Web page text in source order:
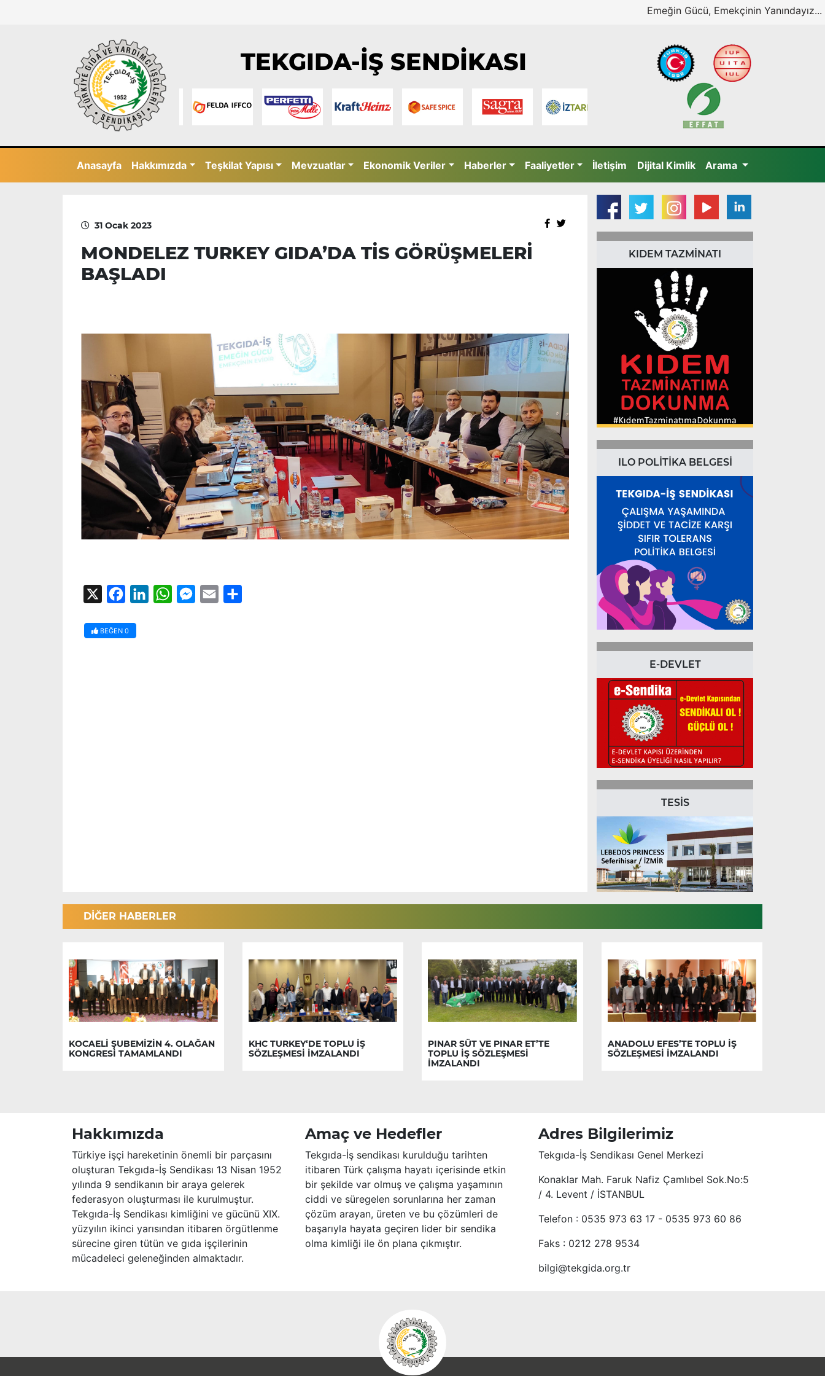
Emeğin Gücü, Emekçinin Yanındayız...
TEKGIDA-İŞ SENDİKASI
Anasayfa Hakkımızda Teşkilat Yapısı Mevzuatlar Ekonomik Veriler Haberler Faaliyetler İletişim Dijital Kimlik Arama
31 Ocak 2023
MONDELEZ TURKEY GIDA’DA TİS GÖRÜŞMELERİ
BAŞLADI
FacebookLinkedInWhatsAppMessenger
Email
BEĞEN 0
KIDEM TAZMİNATI
ILO POLİTİKA BELGESİ
E-DEVLET
TESİS
DİĞER HABERLER
KOCAELİ ŞUBEMİZİN 4. OLAĞAN
KONGRESİ TAMAMLANDI
KHC TURKEY‘DE TOPLU İŞ
SÖZLEŞMESİ İMZALANDI
PINAR SÜT VE PINAR ET’TE
TOPLU İŞ SÖZLEŞMESİ
İMZALANDI
ANADOLU EFES’TE TOPLU İŞ
SÖZLEŞMESİ İMZALANDI
Hakkımızda
Türkiye işçi hareketinin önemli bir parçasını
oluşturan Tekgıda-İş Sendikası 13 Nisan 1952
yılında 9 sendikanın bir araya gelerek
federasyon oluşturması ile kurulmuştur.
Tekgıda-İş Sendikası kimliğini ve gücünü XIX.
yüzyılın ikinci yarısından itibaren örgütlenme
sürecine giren tütün ve gıda işçilerinin
mücadeleci geleneğinden almaktadır.
Amaç ve Hedefler
Tekgıda-İş sendikası kurulduğu tarihten
itibaren Türk çalışma hayatı içerisinde etkin
bir şekilde var olmuş ve çalışma yaşamının
ciddi ve süregelen sorunlarına her zaman
çözüm arayan, üreten ve bu çözümleri de
başarıyla hayata geçiren lider bir sendika
olma kimliği ile ön plana çıkmıştır.
Adres Bilgilerimiz
Tekgıda-İş Sendikası Genel Merkezi
Konaklar Mah. Faruk Nafiz Çamlıbel Sok.No:5
/ 4. Levent / İSTANBUL
Telefon : 0535 973 63 17 - 0535 973 60 86
Faks : 0212 278 9534
bilgi@tekgida.org.tr